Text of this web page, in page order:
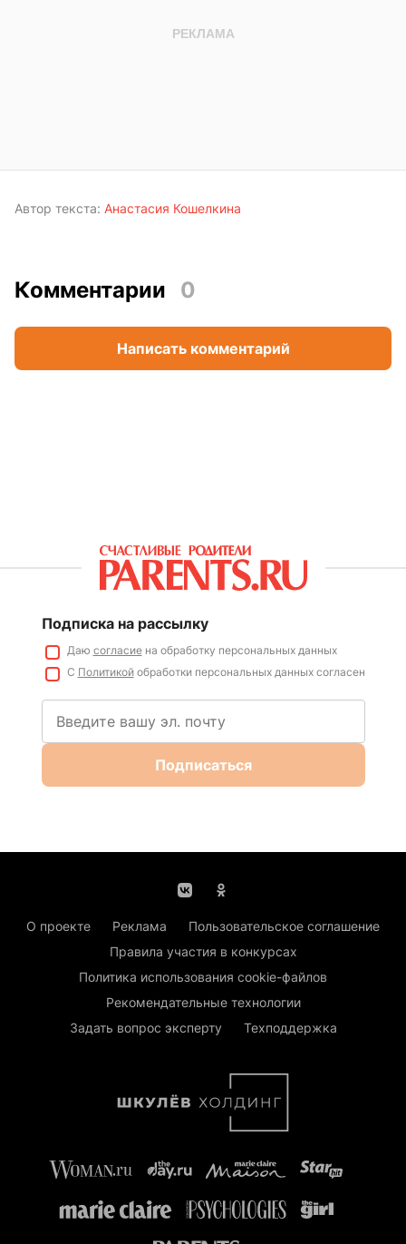
Автор текста: Анастасия Кошелкина
Комментарии 0
Написать комментарий
Подписка на рассылку
Даю согласиена обработку персональных данных
С Политикойобработки персональных данных согласен
Подписаться
О проекте Реклама
Пользовательское соглашение
Правила участия в конкурсах
Политика использования cookie-файлов
Рекомендательные технологии
Задать вопрос эксперту
Техподдержка